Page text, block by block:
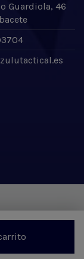
Guardiola, 46
por Expertic